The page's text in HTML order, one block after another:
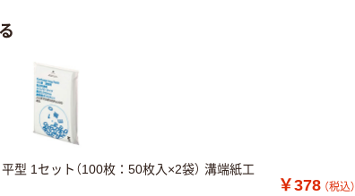
型 1セット（100枚：50枚入×2袋） 溝端紙工
￥378 （税込）